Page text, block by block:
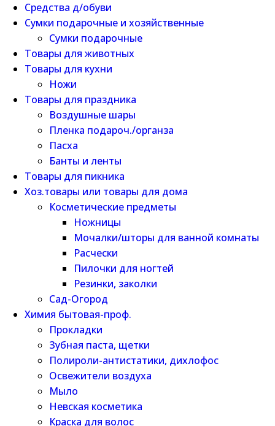
Средства д/обуви
Сумки подарочные и хозяйственные
Сумки подарочные
Товары для животных
Товары для кухни
Ножи
Товары для праздника
Воздушные шары
Пленка подароч./органза
Пасха
Банты и ленты
Товары для пикника
Хоз.товары или товары для дома
Косметические предметы
Ножницы
Мочалки/шторы для ванной комнаты
Расчески
Пилочки для ногтей
Резинки, заколки
Сад-Огород
Химия бытовая-проф.
Прокладки
Зубная паста, щетки
Полироли-антистатики, дихлофос
Освежители воздуха
Мыло
Невская косметика
Краска для волос